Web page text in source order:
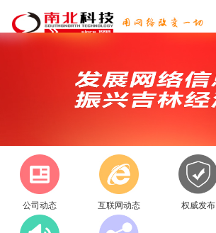
公司动态 互联网动态 权威发布